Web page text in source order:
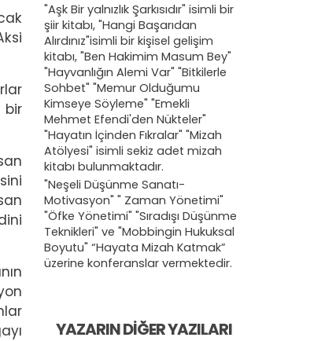
bir
"Aşk Bir yalnızlık Şarkısıdır" isimli bir
şiir kitabı, "Hangi Başarıdan
Alırdınız"isimli bir kişisel gelişim
kitabı, "Ben Hakimim Masum Bey"
"Hayvanlığın Alemi Var" "Bitkilerle
Sohbet" "Memur Olduğumu
Kimseye Söyleme" "Emekli
Mehmet Efendi'den Nükteler"
"Hayatın İçinden Fıkralar" "Mizah
Atölyesi" isimli sekiz adet mizah
kitabı bulunmaktadır.
"Neşeli Düşünme Sanatı-
Motivasyon" " Zaman Yönetimi"
"Öfke Yönetimi" "Sıradışı Düşünme
Teknikleri" ve "Mobbingin Hukuksal
Boyutu" “Hayata Mizah Katmak”
üzerine konferanslar vermektedir.
YAZARIN DIĞER YAZILARI